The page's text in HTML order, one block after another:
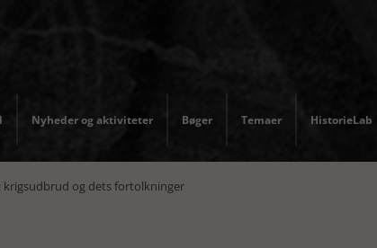
Nyheder og aktiviteter Bøger Temaer HistorieLab
krigsudbrud og dets fortolkninger